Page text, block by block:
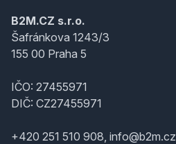
B2M.CZ s.r.o.
Šafránkova 1243/3
155 00 Praha 5
IČO: 27455971
DIČ: CZ27455971
+420 251 510 908, info@b2m.cz